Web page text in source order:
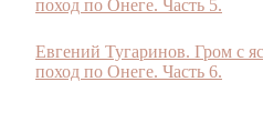
поход по Онеге. Часть 5.
Евгений Тугаринов. Гром с
поход по Онеге. Часть 6.